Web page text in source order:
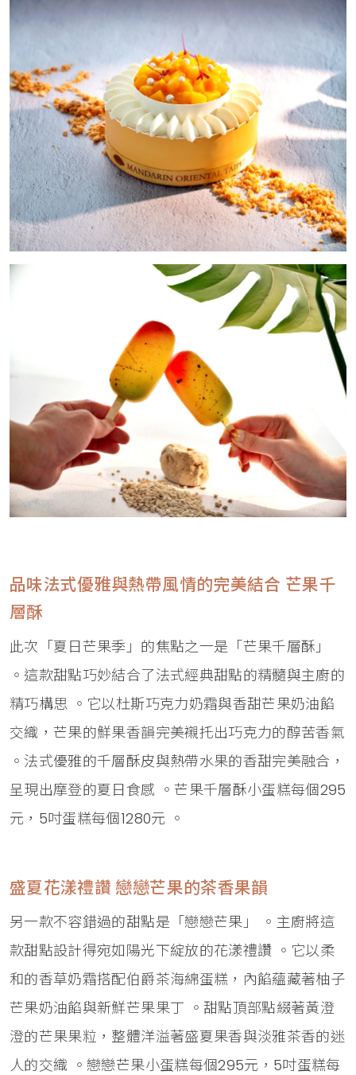
品味法式優雅與熱帶風情的完美結合 芒果千
層酥
此次「夏日芒果季」的焦點之一是「芒果千層酥」
。這款甜點巧妙結合了法式經典甜點的精髓與主廚的
精巧構思 。它以杜斯巧克力奶霜與香甜芒果奶油餡
交織，芒果的鮮果香韻完美襯托出巧克力的醇苦香氣
。法式優雅的千層酥皮與熱帶水果的香甜完美融合，
呈現出摩登的夏日食感 。芒果千層酥小蛋糕每個295
元，5吋蛋糕每個1280元 。
盛夏花漾禮讚 戀戀芒果的茶香果韻
另一款不容錯過的甜點是「戀戀芒果」 。主廚將這
款甜點設計得宛如陽光下綻放的花漾禮讚 。它以柔
和的香草奶霜搭配伯爵茶海綿蛋糕，內餡蘊藏著柚子
芒果奶油餡與新鮮芒果果丁 。甜點頂部點綴著黃澄
澄的芒果果粒，整體洋溢著盛夏果香與淡雅茶香的迷
人的交織 。戀戀芒果小蛋糕每個295元，5吋蛋糕每